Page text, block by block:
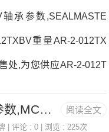
轴承参数,SEALMASTE
重量AR-2-012TX
处,为您供应AR-2-012T
温多少度，详细的AR-2-
阅读全文
BCCYR 1 3/4 S轴承参数,MCGILL轴承BCCYR 1 3/4 S重量
| 评论 : 0 | 浏览 : 225次